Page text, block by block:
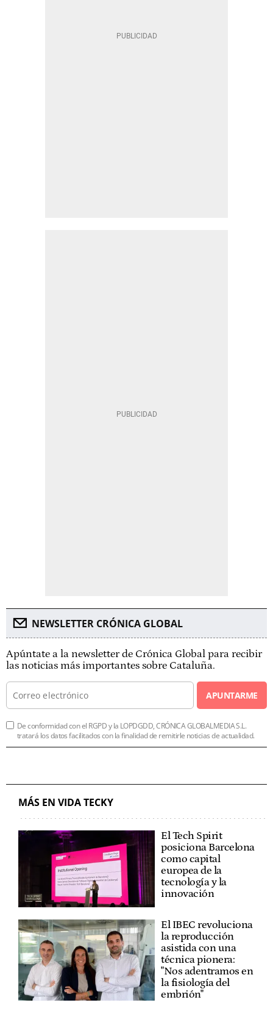
NEWSLETTER CRÓNICA GLOBAL
Apúntate a la newsletter de Crónica Global para recibir
las noticias más importantes sobre Cataluña.
APUNTARME
De conformidad con el RGPD y la LOPDGDD, CRÓNICA GLOBALMEDIA S.L.
tratará los datos facilitados con la finalidad de remitirle noticias de actualidad.
MÁS EN VIDA TECKY
El Tech Spirit
posiciona Barcelona
como capital
europea de la
tecnología y la
innovación
El IBEC revoluciona
la reproducción
asistida con una
técnica pionera:
"Nos adentramos en
la fisiología del
embrión"